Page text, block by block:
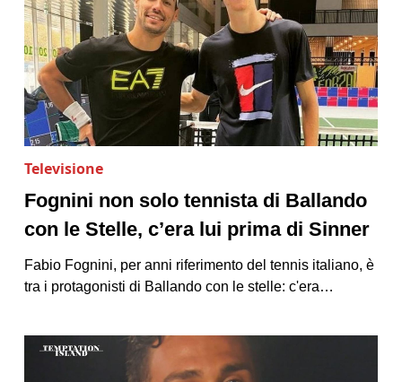
Televisione
Fognini non solo tennista di Ballando
con le Stelle, c’era lui prima di Sinner
Fabio Fognini, per anni riferimento del tennis italiano, è
tra i protagonisti di Ballando con le stelle: c'era…